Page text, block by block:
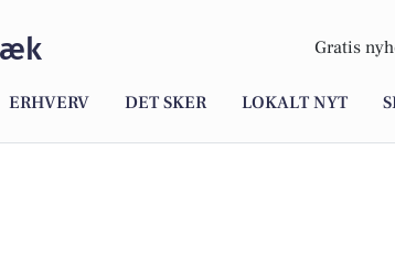
Gratis
ERHVERV DET SKER LOKALT NYT